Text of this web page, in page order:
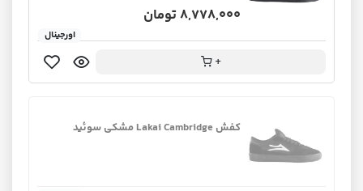
8,778,000 تومان
+
اورجینال
کفش Lakai Cambridge مشکی سوئید